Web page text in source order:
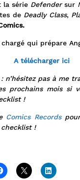
la série Defendersur
de Deadly Class,
qui prépare
A télécharger ici
n’hésitez pas à me
prochains mois si
!
Comics Recordspour
checklist !